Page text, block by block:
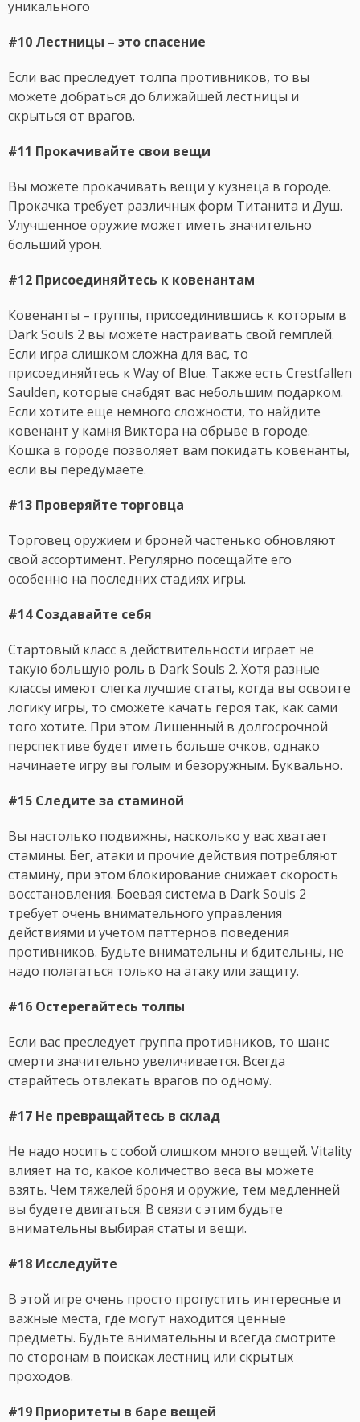
уникального
#10 Лестницы – это спасение
Если вас преследует толпа противников, то вы
можете добраться до ближайшей лестницы и
скрыться от врагов.
#11 Прокачивайте свои вещи
Вы можете прокачивать вещи у кузнеца в городе.
Прокачка требует различных форм Титанита и Душ.
Улучшенное оружие может иметь значительно
больший урон.
#12 Присоединяйтесь к ковенантам
Ковенанты – группы, присоединившись к которым в
Dark Souls 2 вы можете настраивать свой гемплей.
Если игра слишком сложна для вас, то
присоединяйтесь к Way of Blue. Также есть Crestfallen
Saulden, которые снабдят вас небольшим подарком.
Если хотите еще немного сложности, то найдите
ковенант у камня Виктора на обрыве в городе.
Кошка в городе позволяет вам покидать ковенанты,
если вы передумаете.
#13 Проверяйте торговца
Торговец оружием и броней частенько обновляют
свой ассортимент. Регулярно посещайте его
особенно на последних стадиях игры.
#14 Создавайте себя
Стартовый класс в действительности играет не
такую большую роль в Dark Souls 2. Хотя разные
классы имеют слегка лучшие статы, когда вы освоите
логику игры, то сможете качать героя так, как сами
того хотите. При этом Лишенный в долгосрочной
перспективе будет иметь больше очков, однако
начинаете игру вы голым и безоружным. Буквально.
#15 Следите за стаминой
Вы настолько подвижны, насколько у вас хватает
стамины. Бег, атаки и прочие действия потребляют
стамину, при этом блокирование снижает скорость
восстановления. Боевая система в Dark Souls 2
требует очень внимательного управления
действиями и учетом паттернов поведения
противников. Будьте внимательны и бдительны, не
надо полагаться только на атаку или защиту.
#16 Остерегайтесь толпы
Если вас преследует группа противников, то шанс
смерти значительно увеличивается. Всегда
старайтесь отвлекать врагов по одному.
#17 Не превращайтесь в склад
Не надо носить с собой слишком много вещей. Vitality
влияет на то, какое количество веса вы можете
взять. Чем тяжелей броня и оружие, тем медленней
вы будете двигаться. В связи с этим будьте
внимательны выбирая статы и вещи.
#18 Исследуйте
В этой игре очень просто пропустить интересные и
важные места, где могут находится ценные
предметы. Будьте внимательны и всегда смотрите
по сторонам в поисках лестниц или скрытых
проходов.
#19 Приоритеты в баре вещей